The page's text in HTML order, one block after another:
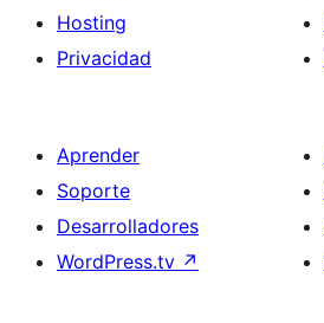
Hosting
Privacidad
Aprender
Soporte
Desarrolladores
WordPress.tv ↗